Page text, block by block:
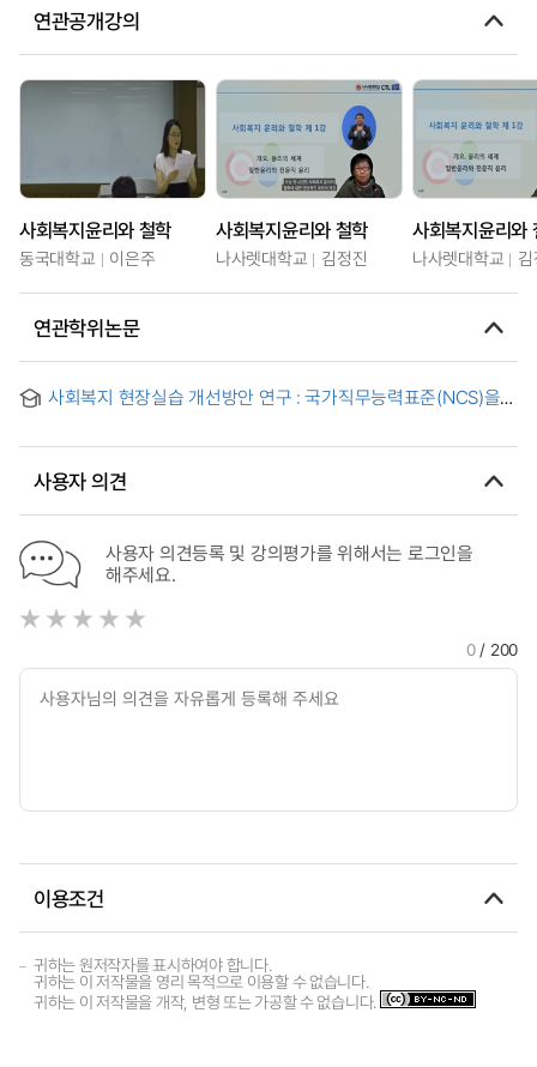
연관공개강의
사회복지윤리와 철학
동국대학교 이은주
사회복지윤리와 철학
나사렛대학교 김정진
사회복지윤리와
나사렛대학교
연관학위논문
사회복지 현장실습 개선방안 연구 : 국가직무능력표준(NCS)을
사용자 의견
사용자 의견등록 및 강의평가를 위해서는 로그인을
해주세요.
0/ 200
이용조건
귀하는 원저작자를 표시하여야 합니다.
귀하는 이 저작물을 영리 목적으로 이용할 수 없습니다.
귀하는 이 저작물을 개작, 변형 또는 가공할 수 없습니다.